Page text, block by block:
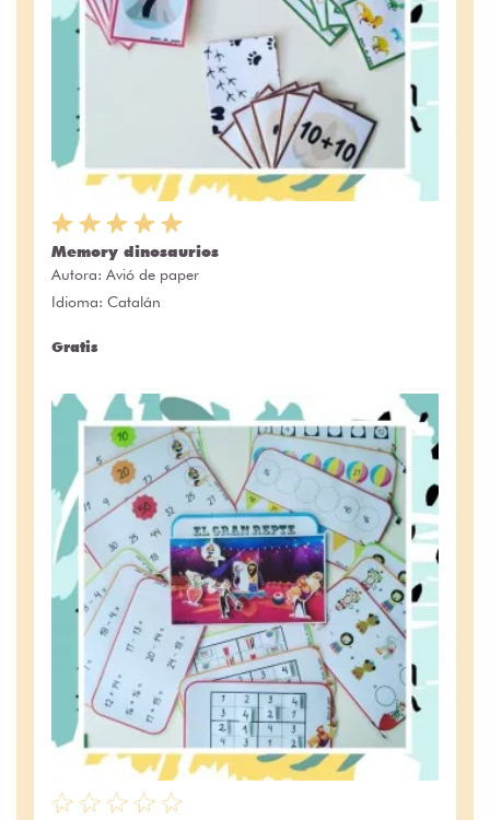
Memory dinosaurios
Autora: Avió de paper
Idioma: Catalán
Gratis